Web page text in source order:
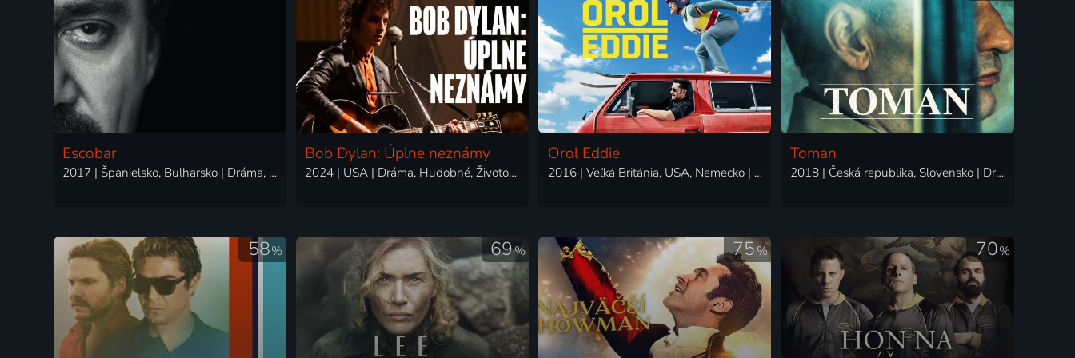
Escobar
2017 | Španielsko, Bulharsko | Dráma, Krimi, Životopisný
Bob Dylan: Úplne neznámy
2024 | USA | Dráma, Hudobné, Životopisný
Orol Eddie
2016 | Veľká Británia, USA, Nemecko | Komédia, Dráma, Šport, Životopisný
Toman
2018 | Česká republika, Slovensko | Dráma, Historický, Životopisný
58% 69% 75% 70%